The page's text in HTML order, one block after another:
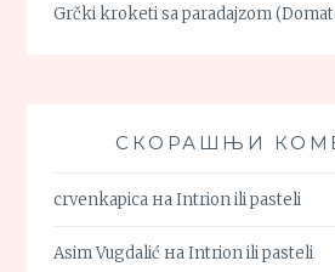
Grčki kroketi sa paradajzom
СКОРАШЊИ
crvenkapica наIntrion ili pasteli
Asim Vugdalić наIntrion ili pasteli